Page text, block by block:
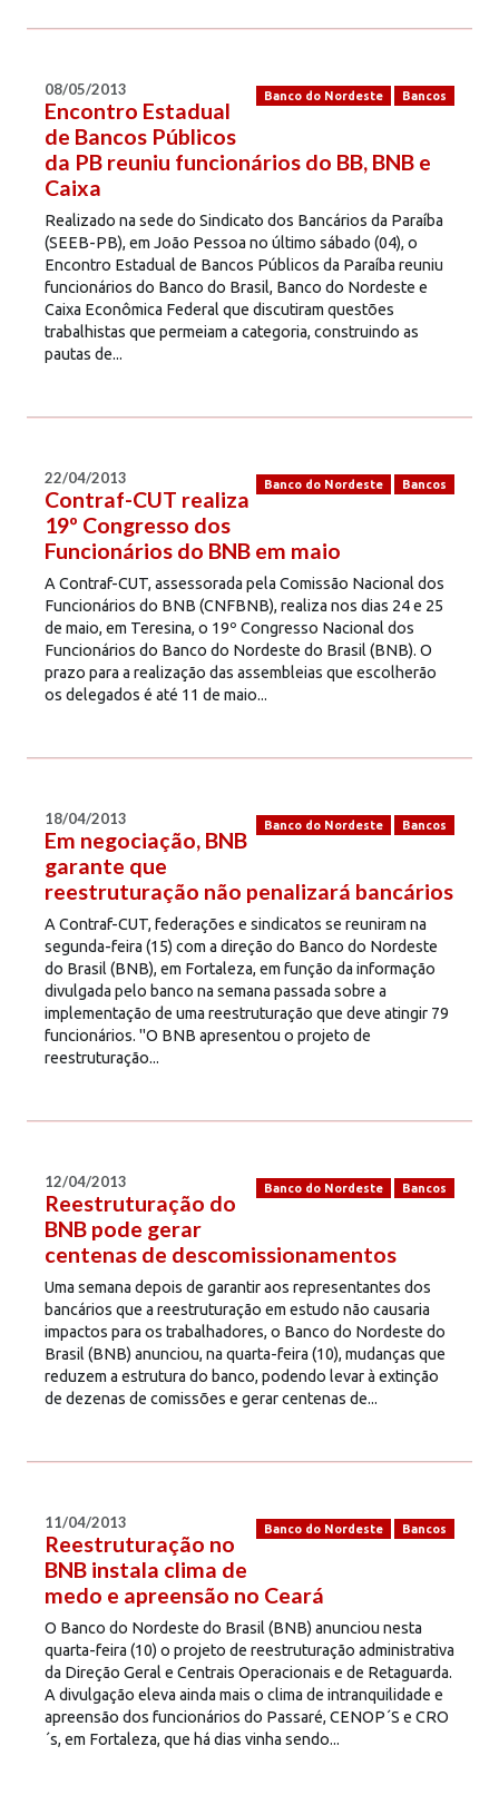
Banco do Nordeste Bancos
08/05/2013
Encontro Estadual
de Bancos Públicos
da PB reuniu funcionários do BB, BNB e
Caixa
Realizado na sede do Sindicato dos Bancários da Paraíba
(SEEB-PB), em João Pessoa no último sábado (04), o
Encontro Estadual de Bancos Públicos da Paraíba reuniu
funcionários do Banco do Brasil, Banco do Nordeste e
Caixa Econômica Federal que discutiram questões
trabalhistas que permeiam a categoria, construindo as
pautas de...
Banco do Nordeste Bancos
22/04/2013
Contraf-CUT realiza
19º Congresso dos
Funcionários do BNB em maio
A Contraf-CUT, assessorada pela Comissão Nacional dos
Funcionários do BNB (CNFBNB), realiza nos dias 24 e 25
de maio, em Teresina, o 19º Congresso Nacional dos
Funcionários do Banco do Nordeste do Brasil (BNB). O
prazo para a realização das assembleias que escolherão
os delegados é até 11 de maio...
Banco do Nordeste Bancos
18/04/2013
Em negociação, BNB
garante que
reestruturação não penalizará bancários
A Contraf-CUT, federações e sindicatos se reuniram na
segunda-feira (15) com a direção do Banco do Nordeste
do Brasil (BNB), em Fortaleza, em função da informação
divulgada pelo banco na semana passada sobre a
implementação de uma reestruturação que deve atingir 79
funcionários. "O BNB apresentou o projeto de
reestruturação...
Banco do Nordeste Bancos
12/04/2013
Reestruturação do
BNB pode gerar
centenas de descomissionamentos
Uma semana depois de garantir aos representantes dos
bancários que a reestruturação em estudo não causaria
impactos para os trabalhadores, o Banco do Nordeste do
Brasil (BNB) anunciou, na quarta-feira (10), mudanças que
reduzem a estrutura do banco, podendo levar à extinção
de dezenas de comissões e gerar centenas de...
Banco do Nordeste Bancos
11/04/2013
Reestruturação no
BNB instala clima de
medo e apreensão no Ceará
O Banco do Nordeste do Brasil (BNB) anunciou nesta
quarta-feira (10) o projeto de reestruturação administrativa
da Direção Geral e Centrais Operacionais e de Retaguarda.
A divulgação eleva ainda mais o clima de intranquilidade e
apreensão dos funcionários do Passaré, CENOP´S e CRO
´s, em Fortaleza, que há dias vinha sendo...